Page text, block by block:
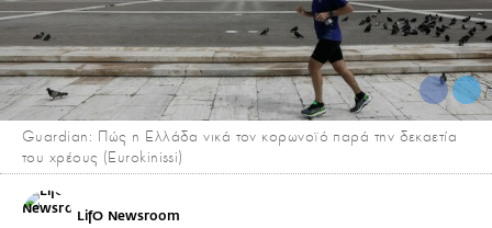
Guardian: Πώς η Ελλάδα νικά τον κορωνοϊό παρά την δεκαετία
του χρέους (Eurokinissi)
LifO Newsroom